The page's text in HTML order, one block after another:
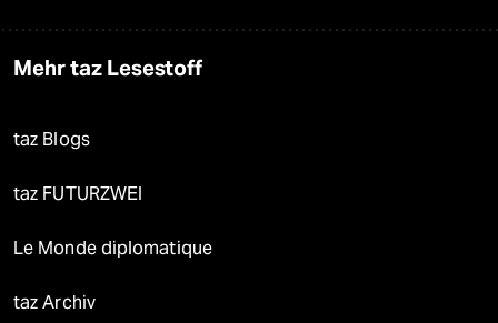
Mehr taz Lesestoff
taz Blogs
taz FUTURZWEI
Le Monde diplomatique
taz Archiv